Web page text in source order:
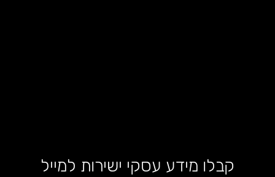
קבלו מידע עסקי ישירות למייל